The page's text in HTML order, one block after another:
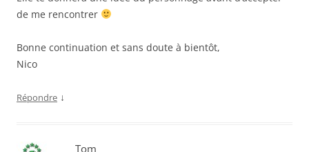
de me rencontrer
Bonne continuation et sans doute à bientôt,
Nico
Répondre ↓
Tom